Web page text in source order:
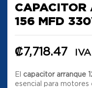
CAPACITOR
156 MFD
₡7,718.47
El capacitor arranque
esencial para